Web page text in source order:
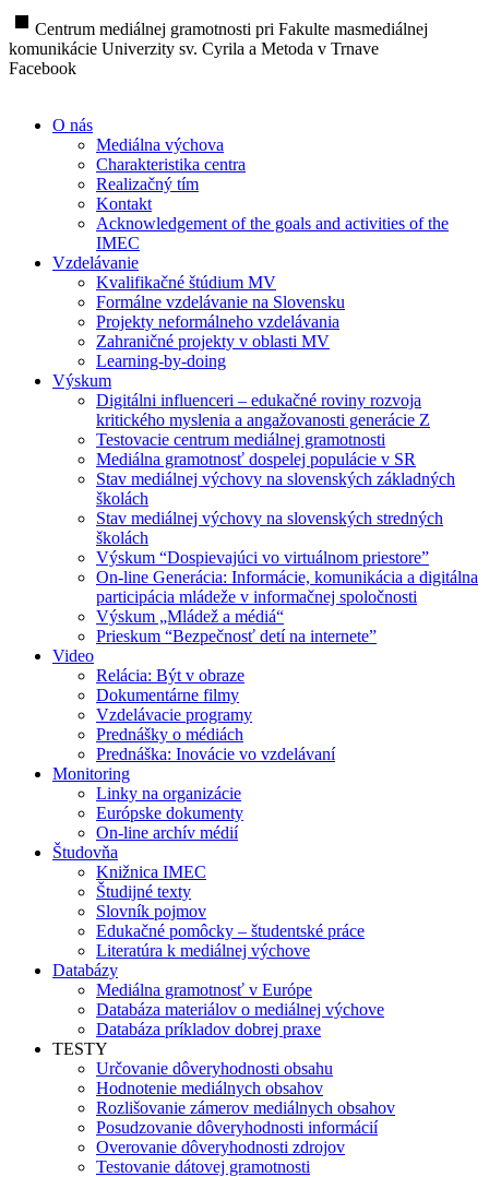
stop Centrum mediálnej gramotnosti pri Fakulte masmediálnej
komunikácie Univerzity sv. Cyrila a Metoda v Trnave
Facebook
O nás
Mediálna výchova
Charakteristika centra
Realizačný tím
Kontakt
Acknowledgement of the goals and activities of the
IMEC
Vzdelávanie
Kvalifikačné štúdium MV
Formálne vzdelávanie na Slovensku
Projekty neformálneho vzdelávania
Zahraničné projekty v oblasti MV
Learning-by-doing
Výskum
Digitálni influenceri – edukačné roviny rozvoja
kritického myslenia a angažovanosti generácie Z
Testovacie centrum mediálnej gramotnosti
Mediálna gramotnosť dospelej populácie v SR
Stav mediálnej výchovy na slovenských základných
školách
Stav mediálnej výchovy na slovenských stredných
školách
Výskum “Dospievajúci vo virtuálnom priestore”
On-line Generácia: Informácie, komunikácia a digitálna
participácia mládeže v informačnej spoločnosti
Výskum „Mládež a médiá“
Prieskum “Bezpečnosť detí na internete”
Video
Relácia: Být v obraze
Dokumentárne filmy
Vzdelávacie programy
Prednášky o médiách
Prednáška: Inovácie vo vzdelávaní
Monitoring
Linky na organizácie
Európske dokumenty
On-line archív médií
Študovňa
Knižnica IMEC
Študijné texty
Slovník pojmov
Edukačné pomôcky – študentské práce
Literatúra k mediálnej výchove
Databázy
Mediálna gramotnosť v Európe
Databáza materiálov o mediálnej výchove
Databáza príkladov dobrej praxe
TESTY
Určovanie dôveryhodnosti obsahu
Hodnotenie mediálnych obsahov
Rozlišovanie zámerov mediálnych obsahov
Posudzovanie dôveryhodnosti informácií
Overovanie dôveryhodnosti zdrojov
Testovanie dátovej gramotnosti